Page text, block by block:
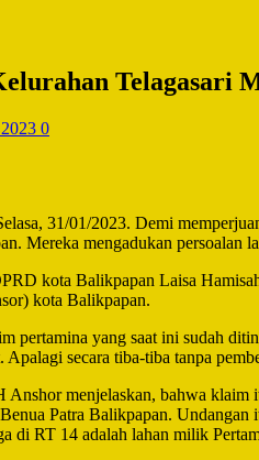
Telagasari
0
31/01/2023. Demi
Mereka mengadukan persoalan
kota Balikpapan Laisa
kota Balikpapan.
pertamina yang saat ini sudah
secara tiba-tiba tanpa
menjelaskan, bahwa klaim
Patra Balikpapan. Undangan
di RT 14 adalah lahan milik